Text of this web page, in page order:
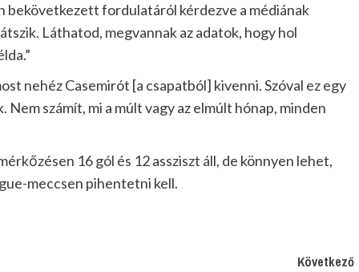
fordulatáról kérdezve a médiának
Láthatod, megvannak az adatok, hogy hol
nehéz Casemirót [a csapatból] kivenni. Szóval ez egy
számít, mi a múlt vagy az elmúlt hónap, minden
16 gól és 12 assziszt áll, de könnyen lehet,
meccsen pihentetni kell.
Következő